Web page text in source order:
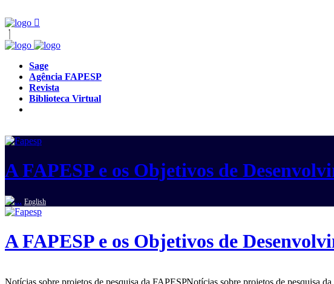
Sage
Agência FAPESP
Revista
Biblioteca Virtual
A FAPESP e os Objetivos de
English
A FAPESP e os Objetivos de
Notícias sobre projetos de pesquisa da FAPESPNotícias sobre projetos de pesquisa